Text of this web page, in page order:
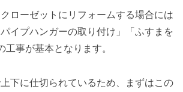
ローゼットにリフォームする場合には
パイプハンガーの取り付け」「ふすまを
工事が基本となります。
下に仕切られているため、まずはこの